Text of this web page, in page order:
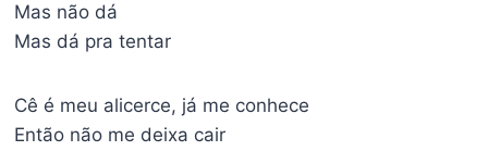
Mas não dá
Mas dá pra tentar
Cê é meu alicerce, já me conhece
Então não me deixa cair